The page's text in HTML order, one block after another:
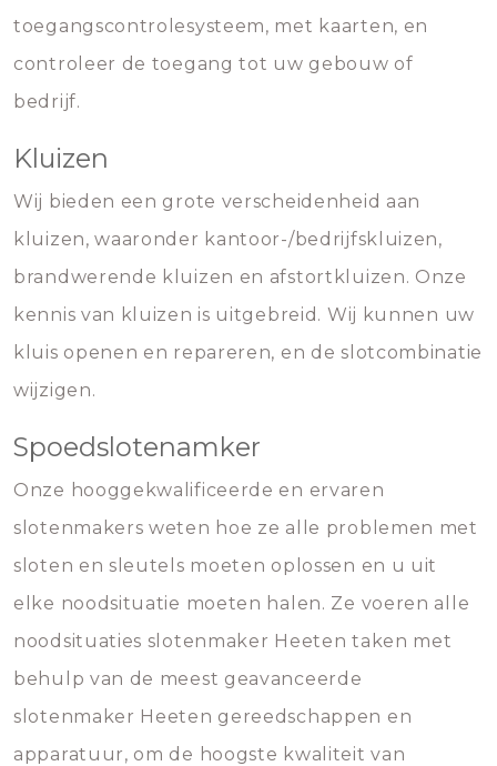
toegangscontrolesysteem, met kaarten, en
controleer de toegang tot uw gebouw of
bedrijf.
Kluizen
Wij bieden een grote verscheidenheid aan
kluizen, waaronder kantoor-/bedrijfskluizen,
brandwerende kluizen en afstortkluizen. Onze
kennis van kluizen is uitgebreid. Wij kunnen uw
kluis openen en repareren, en de slotcombinatie
wijzigen.
Spoedslotenamker
Onze hooggekwalificeerde en ervaren
slotenmakers weten hoe ze alle problemen met
sloten en sleutels moeten oplossen en u uit
elke noodsituatie moeten halen. Ze voeren alle
noodsituaties slotenmaker Heeten taken met
behulp van de meest geavanceerde
slotenmaker Heeten gereedschappen en
apparatuur, om de hoogste kwaliteit van